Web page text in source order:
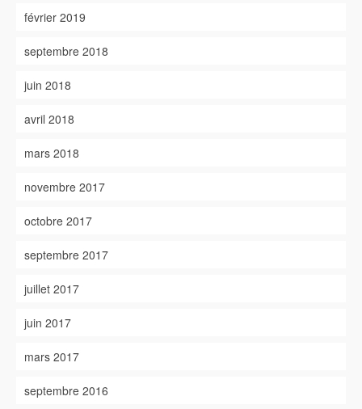
février 2019
septembre 2018
juin 2018
avril 2018
mars 2018
novembre 2017
octobre 2017
septembre 2017
juillet 2017
juin 2017
mars 2017
septembre 2016